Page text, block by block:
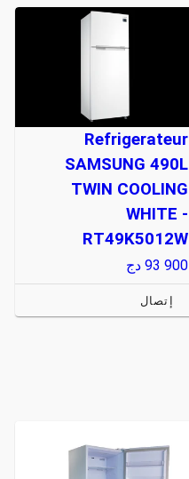
Refrigerateur
SAMSUNG 490L
TWIN COOLING
WHITE -
RT49K5012W
93 900 دج
إتصال